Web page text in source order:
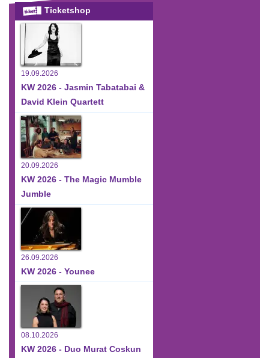
Ticketshop
19.09.2026
KW 2026 - Jasmin Tabatabai &
David Klein Quartett
20.09.2026
KW 2026 - The Magic Mumble
Jumble
26.09.2026
KW 2026 - Younee
08.10.2026
KW 2026 - Duo Murat Coskun